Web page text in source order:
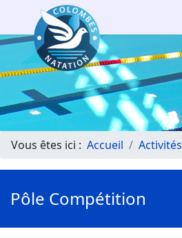
Vous êtes ici : Accueil Activités
Pôle Compétition